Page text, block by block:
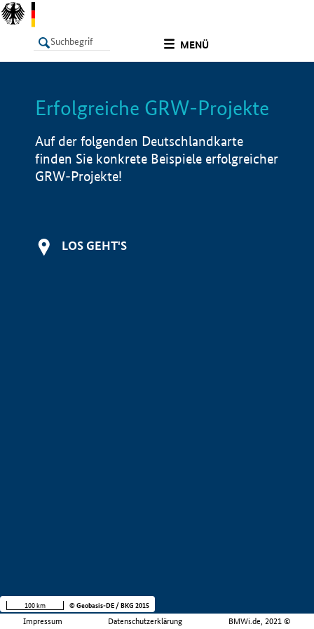
MENÜ
LISTE Info
Erfolgreiche GRW-Projekte
Auf der folgenden Deutschlandkarte
finden Sie konkrete Beispiele erfolgreicher
GRW-Projekte!
LOS GEHT'S
Impressum Datenschutzerklärung BMWi.de, 2021 ©
100 km © Geobasis-DE / BKG 2015